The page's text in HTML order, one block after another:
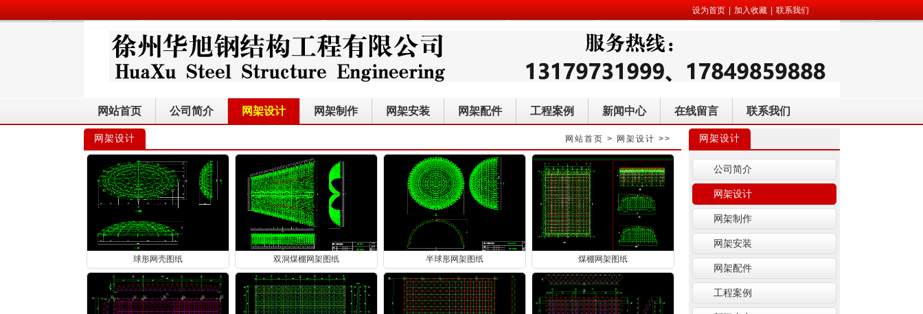
设为首页 加入收藏 联系我们
网站首页 公司简介 网架设计 网架制作 网架安装 网架配件 工程案例 新闻中心 在线留言 联系我们
网架设计 网站首页 > 网架设计 >>
球形网壳图纸 双洞煤棚网架图纸 半球形网架图纸 煤棚网架图纸
网架设计
公司简介
网架设计
网架制作
网架安装
网架配件
工程案例